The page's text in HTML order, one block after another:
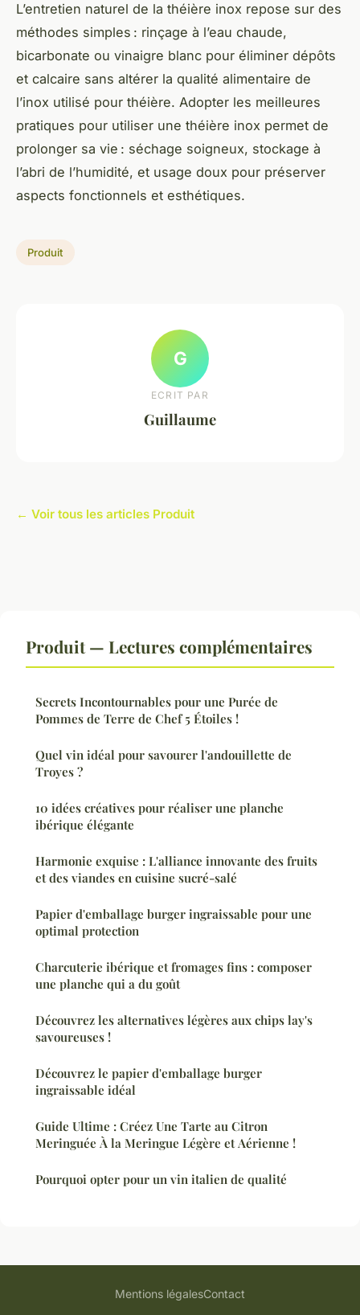
L’entretien naturel de la théière inox repose sur des
méthodes simples : rinçage à l’eau chaude,
bicarbonate ou vinaigre blanc pour éliminer dépôts
et calcaire sans altérer la qualité alimentaire de
l’inox utilisé pour théière. Adopter les meilleures
pratiques pour utiliser une théière inox permet de
prolonger sa vie : séchage soigneux, stockage à
l’abri de l’humidité, et usage doux pour préserver
aspects fonctionnels et esthétiques.
Produit
G
ECRIT PAR
Guillaume
← Voir tous les articles Produit
Produit — Lectures complémentaires
Secrets Incontournables pour une Purée de
Pommes de Terre de Chef 5 Étoiles !
Quel vin idéal pour savourer l'andouillette de
Troyes ?
10 idées créatives pour réaliser une planche
ibérique élégante
Harmonie exquise : L'alliance innovante des fruits
et des viandes en cuisine sucré-salé
Papier d'emballage burger ingraissable pour une
optimal protection
Charcuterie ibérique et fromages fins : composer
une planche qui a du goût
Découvrez les alternatives légères aux chips lay's
savoureuses !
Découvrez le papier d'emballage burger
ingraissable idéal
Guide Ultime : Créez Une Tarte au Citron
Meringuée À la Meringue Légère et Aérienne !
Pourquoi opter pour un vin italien de qualité
Mentions légalesContact